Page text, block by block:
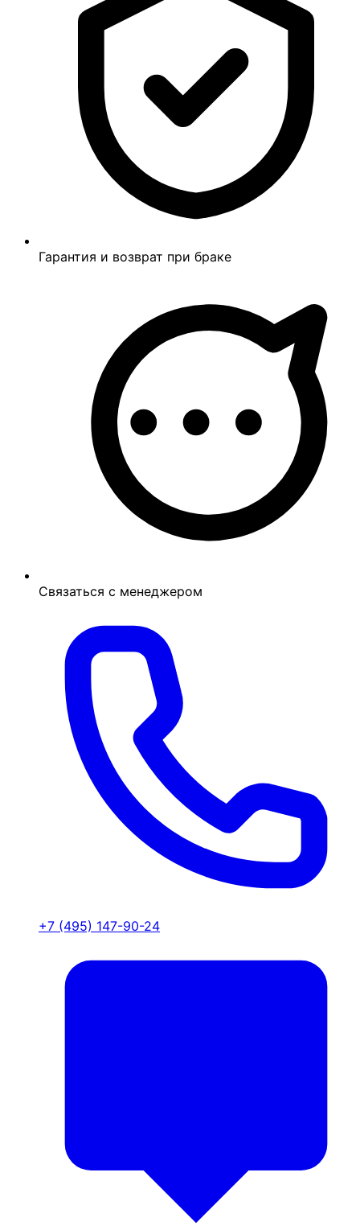
Гарантия и возврат при браке
Связаться с менеджером
+7 (495) 147-90-24